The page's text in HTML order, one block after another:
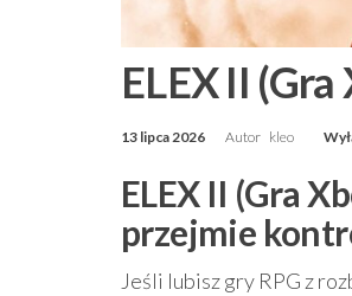
ELEX II
13 lipca 2026 Autor kleo
ELEX II (Gra
przejmie
Jeśli lubisz gry RPG z